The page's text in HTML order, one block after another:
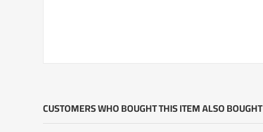
CUSTOMERS WHO BOUGHT THIS ITEM ALSO BOUGHT